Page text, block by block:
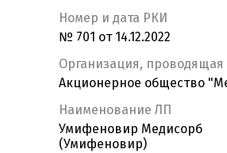
Номер и дата РКИ
№ 701 от 14.12.2022
Организация, проводящая
Акционерное общество
Наименование ЛП
Умифеновир Медисорб
(Умифеновир)